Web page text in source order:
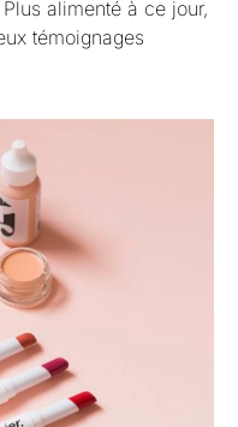
alimenté à ce jour,
témoignages